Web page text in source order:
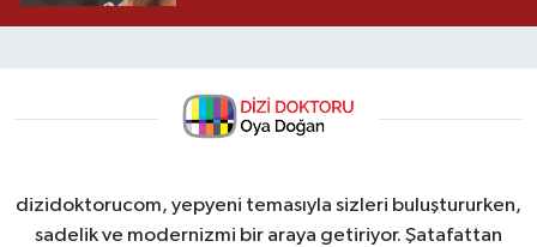
dizidoktorucom, yepyeni temasıyla sizleri buluştururken,
sadelik ve modernizmi bir araya getiriyor. Şatafattan